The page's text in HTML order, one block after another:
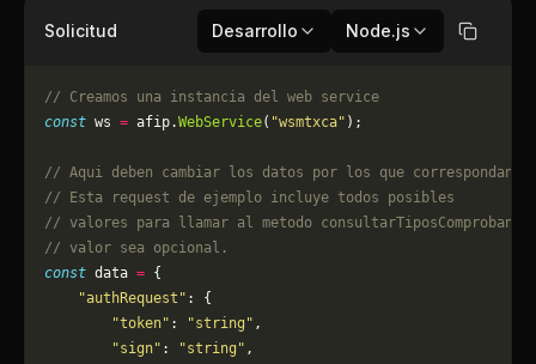
Solicitud Desarrollo Node.js Copiar
// Creamos una instancia del web service
const ws = afip.WebService( "wsmtxca" );
// Aqui deben cambiar los datos por los que correspondan.
// Esta request de ejemplo incluye todos posibles
// valores para llamar al metodo
// valor sea opcional.
const data = {
    "authRequest"
: {
        "token"
: "string" ,
        "sign"
: "string" ,